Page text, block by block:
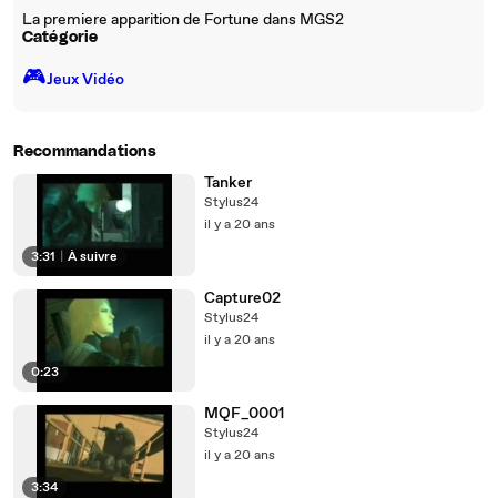
La premiere apparition de Fortune dans MGS2
Catégorie
🎮️Jeux Vidéo
Recommandations
3:31 À suivre
Tanker
Stylus24
il y a 20 ans
0:23
Capture02
Stylus24
il y a 20 ans
3:34
MQF_0001
Stylus24
il y a 20 ans